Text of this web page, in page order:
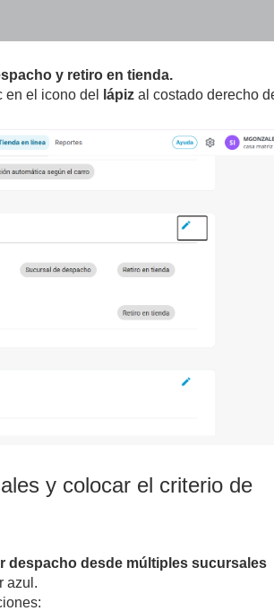
y retiro en tienda.
el icono del
lápiz al costado derecho
y colocar el criterio de
despacho desde múltiples sucursales
azul.